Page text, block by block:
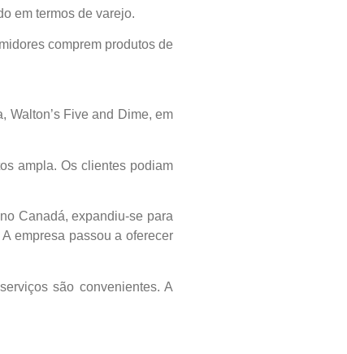
em termos de varejo.
comprem produtos de
Walton’s Five and Dime, em
ampla. Os clientes podiam
Canadá, expandiu-se para
empresa passou a oferecer
são convenientes. A